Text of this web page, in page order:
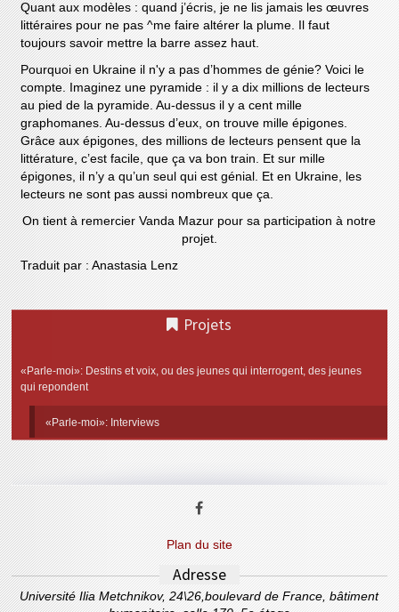
Quant aux modèles : quand j’écris, je ne lis jamais les œuvres
littéraires pour ne pas ^me faire altérer la plume. Il faut
toujours savoir mettre la barre assez haut.
Pourquoi en Ukraine il n'y a pas d’hommes de génie? Voici le
compte. Imaginez une pyramide : il y a dix millions de lecteurs
au pied de la pyramide. Au-dessus il y a cent mille
graphomanes. Au-dessus d’eux, on trouve mille épigones.
Grâce aux épigones, des millions de lecteurs pensent que la
littérature, c’est facile, que ça va bon train. Et sur mille
épigones, il n’y a qu’un seul qui est génial. Et en Ukraine, les
lecteurs ne sont pas aussi nombreux que ça.
On tient à remercier Vanda Mazur pour sa participation à notre
projet.
Traduit par : Anastasia Lenz
Projets
«Parle-moi»: Destins et voix, ou des jeunes qui interrogent, des jeunes
qui repondent
«Parle-moi»: Interviews
Plan du site
Adresse
Université Ilia Metchnikov, 24\26,boulevard de France, bâtiment